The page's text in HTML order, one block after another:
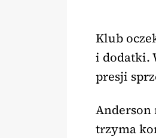
Klub
i dodatki.
presji
Anderson
trzyma